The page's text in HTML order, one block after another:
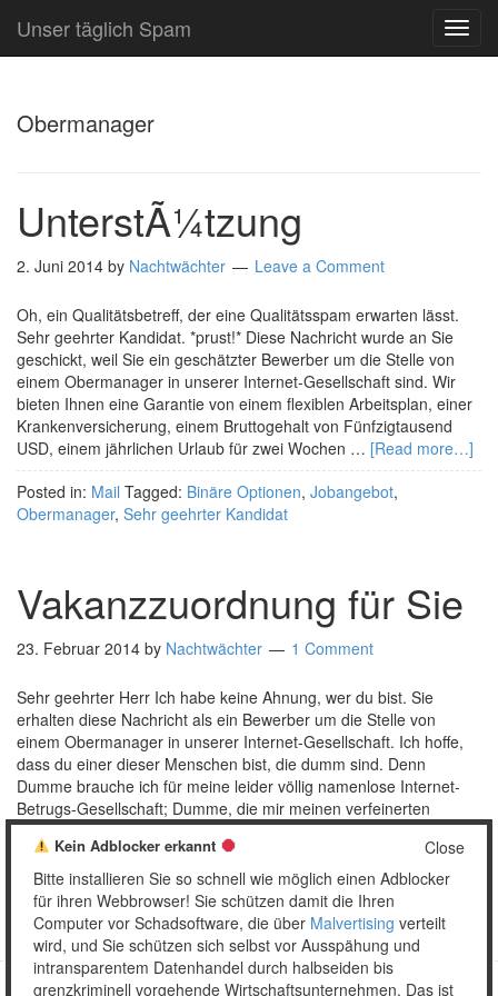
Unser täglich Spam
Obermanager
UnterstÃ¼tzung
2. Juni 2014 by Nachtwächter Leave a Comment
Oh, ein Qualitätsbetreff, der eine Qualitätsspam erwarten lässt.
Sehr geehrter Kandidat. *prust!* Diese Nachricht wurde an Sie
geschickt, weil Sie ein geschätzter Bewerber um die Stelle von
einem Obermanager in unserer Internet-Gesellschaft sind. Wir
bieten Ihnen eine Garantie von einem flexiblen Arbeitsplan, einer
Krankenversicherung, einem Bruttogehalt von Fünfzigtausend
USD, einem jährlichen Urlaub für zwei Wochen … [Read more…]
Posted in: Mail Tagged: Binäre Optionen, Jobangebot,
Obermanager, Sehr geehrter Kandidat
Vakanzzuordnung für Sie
23. Februar 2014 by Nachtwächter 1 Comment
Sehr geehrter Herr Ich habe keine Ahnung, wer du bist. Sie
erhalten diese Nachricht als ein Bewerber um die Stelle von
einem Obermanager in unserer Internet-Gesellschaft. Ich hoffe,
dass du einer dieser Menschen bist, die dumm sind. Denn
Dumme brauche ich für meine leider völlig namenlose Internet-
Betrugs-Gesellschaft; Dumme, die mir meinen verfeinerten
Lebensstil finanzieren. Zehn …[Read more…]
Posted in:Mail Tagged:Jobangebot, Obermanager ,Sehr
geehrter Herr
Close
Kein Adblocker erkannt
Bitte installieren Sie so schnell wie möglich einen Adblocker
für ihren Webbrowser! Sie schützen damit die Ihren
Computer vor Schadsoftware, die über Malvertising verteilt
wird, und Sie schützen sich selbst vor Ausspähung und
intransparentem Datenhandel durch halbseiden bis
grenzkriminell vorgehende Wirtschaftsunternehmen. Das ist